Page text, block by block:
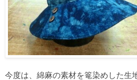
今度は、綿麻の素材を篭染めした生